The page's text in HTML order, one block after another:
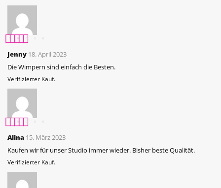
Bewertet mit5
von 5
Jenny 18. April 2023
Die Wimpern sind einfach die Besten.
Verifizierter Kauf.
Bewertet mit5
von 5
Alina 15. März 2023
Kaufen wir für unser Studio immer wieder. Bisher beste Qualität.
Verifizierter Kauf.